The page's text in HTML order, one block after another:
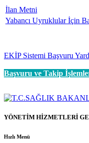
İlan Metni
Yabancı Uyruklular İçin
EKİP Sistemi Başvuru
Başvuru ve Takip
YÖNETİM HİZMETLERİ
Hızlı Menü